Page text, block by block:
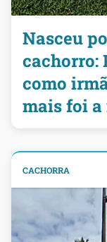
Nasceu
cachorro:
como
mais foi a
CACHORRA